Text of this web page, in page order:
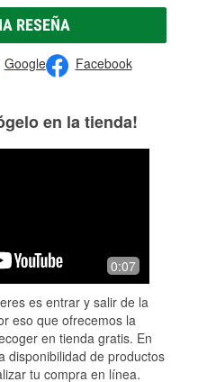
RESEÑA
Google Facebook
en la tienda!
0:07
es entrar y salir de la
eso que ofrecemos la
en tienda gratis. En
disponibilidad de productos
tu compra en línea.